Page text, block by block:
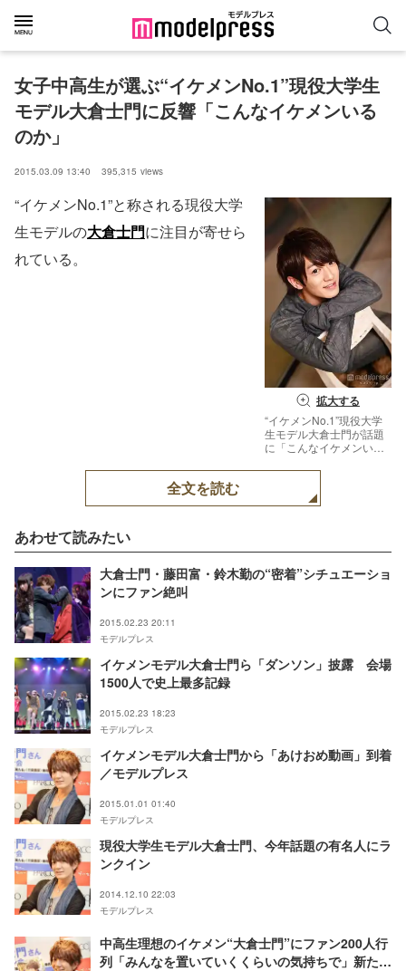
女子中高生が選ぶ“イケメンNo.1”現役大学生
モデル大倉士門に反響「こんなイケメンいる
のか」
2015.03.09 13:40 395,315 views
拡大する
“イケメンNo.1”現役大学
生モデル大倉士門が話題
に「こんなイケメンいる
“イケメンNo.1”と称される現役大学
生モデルの大倉士門に注目が寄せら
れている。
全文を読む
あわせて読みたい
大倉士門・藤田富・鈴木勤の“密着”シチュエーショ
ンにファン絶叫
2015.02.23 20:11
モデルプレス
イケメンモデル大倉士門ら「ダンソン」披露 会場
1500人で史上最多記録
2015.02.23 18:23
モデルプレス
イケメンモデル大倉士門から「あけおめ動画」到着
／モデルプレス
2015.01.01 01:40
モデルプレス
現役大学生モデル大倉士門、今年話題の有名人にラ
ンクイン
2014.12.10 22:03
モデルプレス
中高生理想のイケメン“大倉士門”にファン200人行
列「みんなを置いていくくらいの気持ちで」新たな